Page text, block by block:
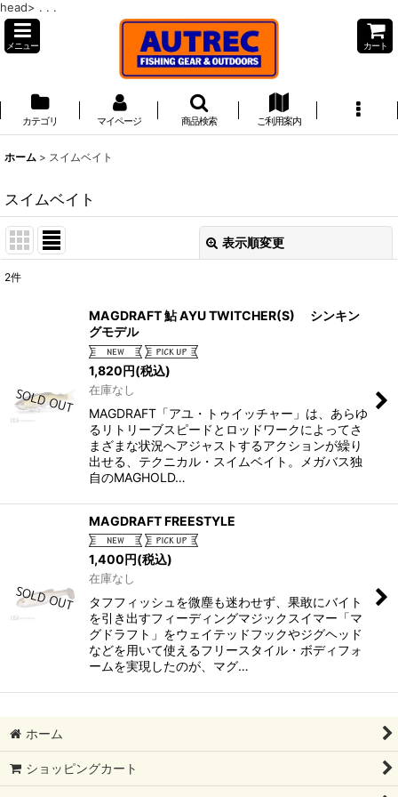
head> . . .
メニュー カート
カテゴリ マイページ 商品検索 ご利用案内
ホーム > スイムベイト
スイムベイト
表示順変更
2件
MAGDRAFT 鮎 AYU TWITCHER(S) シンキン
グモデル
1,820円(税込)
在庫なし
MAGDRAFT「アユ・トゥイッチャー」は、あらゆ
るリトリーブスピードとロッドワークによってさ
まざまな状況へアジャストするアクションが繰り
出せる、テクニカル・スイムベイト。メガバス独
自のMAGHOLD…
MAGDRAFT FREESTYLE
1,400円(税込)
在庫なし
タフフィッシュを微塵も迷わせず、果敢にバイト
を引き出すフィーディングマジックスイマー「マ
グドラフト」をウェイテッドフックやジグヘッド
などを用いて使えるフリースタイル・ボディフォ
ームを実現したのが、マグ…
ホーム
ショッピングカート